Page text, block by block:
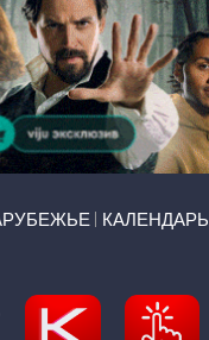
КАЛЕНДАРЬ